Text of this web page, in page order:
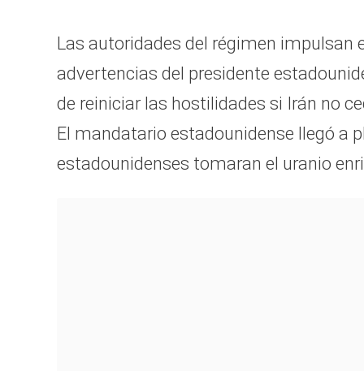
Las autoridades del régimen impulsan
advertencias del presidente
de reiniciar las hostilidades si Irán no
El mandatario estadounidense llegó a
estadounidenses tomaran el uranio